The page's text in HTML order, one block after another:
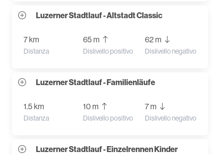
Luzerner Stadtlauf - Altstadt Classic
7 km
Distanza
65 m
Dislivello positivo
62 m
Dislivello negativo
Luzerner Stadtlauf - Familienläufe
1.5 km
Distanza
10 m
Dislivello positivo
7 m
Dislivello negativo
Luzerner Stadtlauf - Einzelrennen Kinder